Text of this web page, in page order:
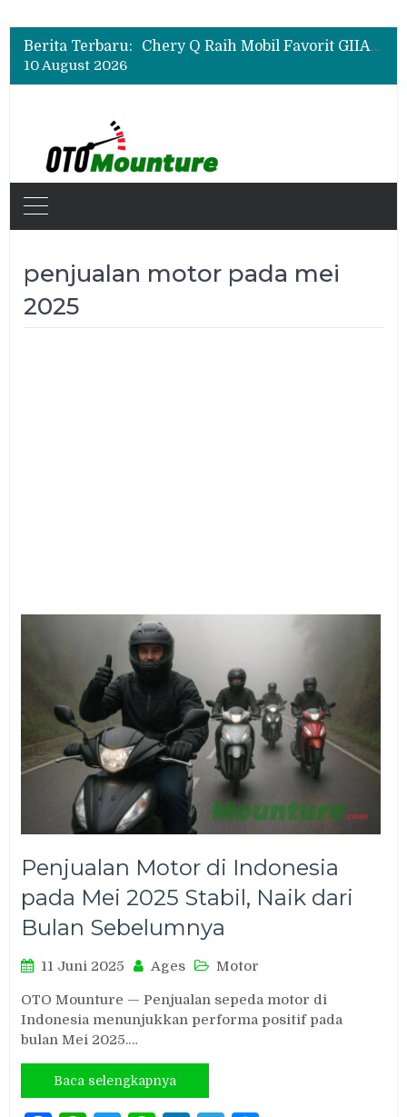
Berita Terbaru:
Sudah SPK Mobil di GIIAS 2026? Ini Tahapan yang Harus Dilakukan Setelah Pameran
Chery Q Raih Mobil Favorit GIIAS 2026, Test Drive Tembus 200 Sesi per Hari
10 August 2026
penjualan motor pada mei
2025
Penjualan Motor di Indonesia
pada Mei 2025 Stabil, Naik dari
Bulan Sebelumnya
11 Juni 2025 Ages Motor
OTO Mounture — Penjualan sepeda motor di
Indonesia menunjukkan performa positif pada
bulan Mei 2025.…
Baca selengkapnya